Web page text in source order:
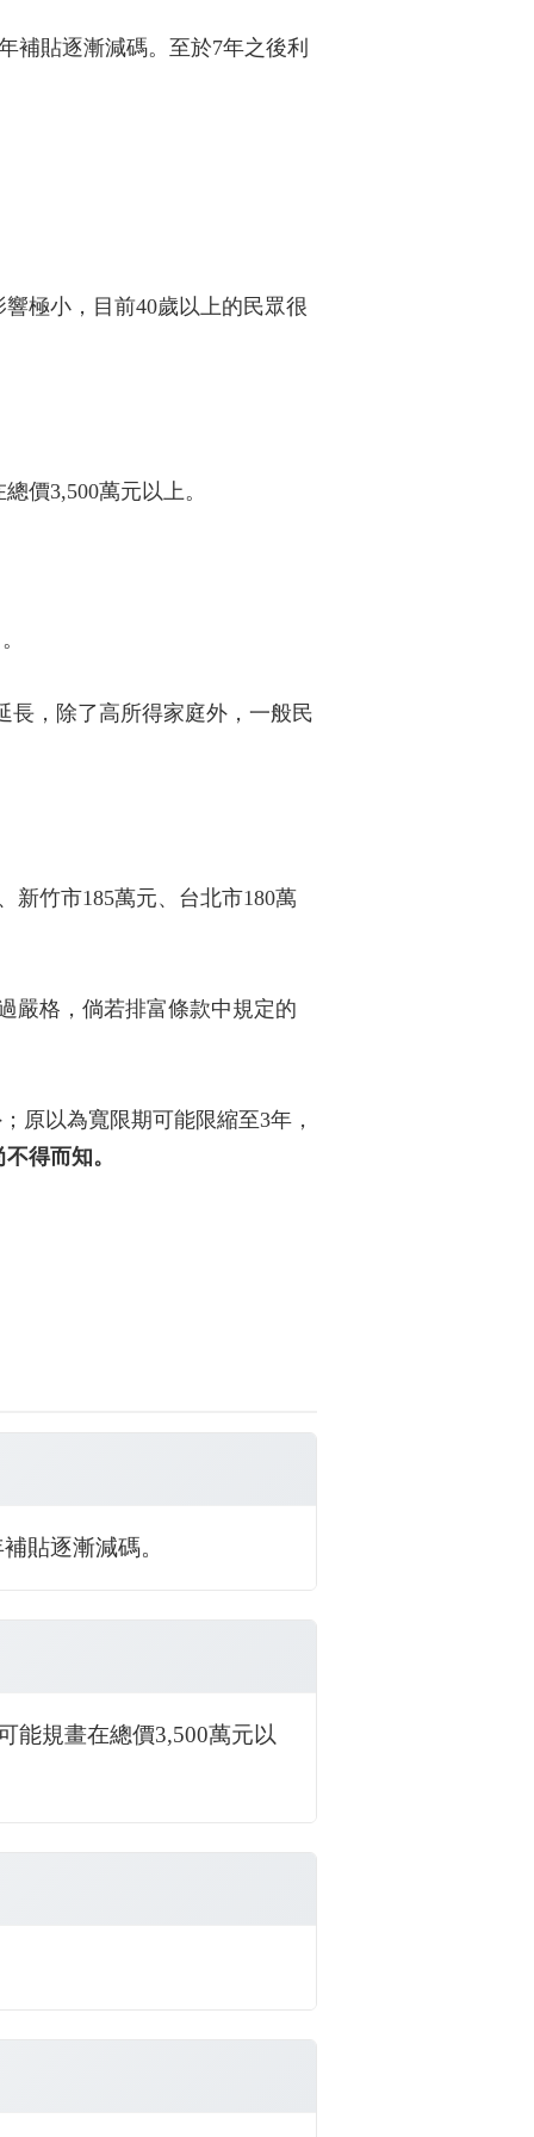
補貼逐漸減碼。至於7年之後利
極小，目前40歲以上的民眾很
價3,500萬元以上。
長，除了高所得家庭外，一般民
新竹市185萬元、台北市180萬
嚴格，倘若排富條款中規定的
原以為寬限期可能限縮至3年，
得而知。
貼逐漸減碼。
能規畫在總價3,500萬元以